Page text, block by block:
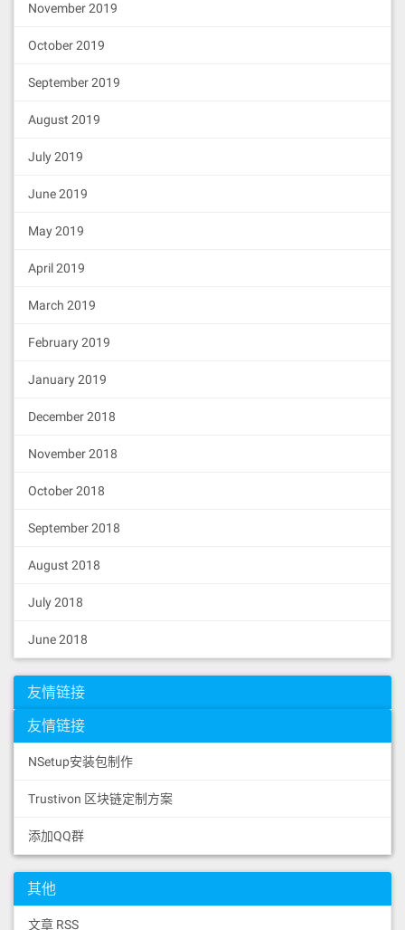
November 2019
October 2019
September 2019
August 2019
July 2019
June 2019
May 2019
April 2019
March 2019
February 2019
January 2019
December 2018
November 2018
October 2018
September 2018
August 2018
July 2018
June 2018
友情链接
友情链接
NSetup安装包制作
Trustivon 区块链定制方案
添加QQ群
其他
文章 RSS